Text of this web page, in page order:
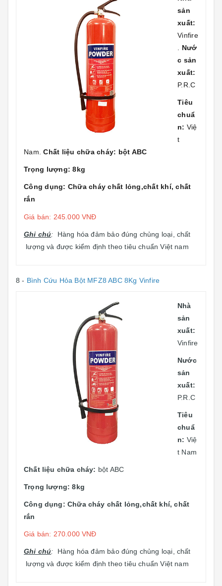
sản
xuất:
Vinfire
Nướ
c sản
xuất:
P.R.C
Tiêu
chuẩ
n: Việ
t
Nam.Chất liệu chữa cháy: bột ABC
Trọng lượng: 8kg
Công dụng: Chữa cháy chất lỏng,chất khí, chất
rắn
Giá bán: 245.000 VNĐ
Ghi chú: Hàng hóa đảm bảo đúng chủng loại, chất
lượng và được kiểm định theo tiêu chuẩn Việt nam
8 - Bình Cứu Hỏa Bột MFZ8 ABC 8Kg Vinfire
Nhà
sản
xuất:
Vinfire
Nước
sản
xuất:
P.R.C
Tiêu
chuẩ
n: Việ
t Nam
Chất liệu chữa cháy: bột ABC
Trọng lượng: 8kg
Công dụng: Chữa cháy chất lỏng,chất khí, chất
rắn
Giá bán: 270.000 VNĐ
Ghi chú: Hàng hóa đảm bảo đúng chủng loại, chất
lượng và được kiểm định theo tiêu chuẩn Việt nam